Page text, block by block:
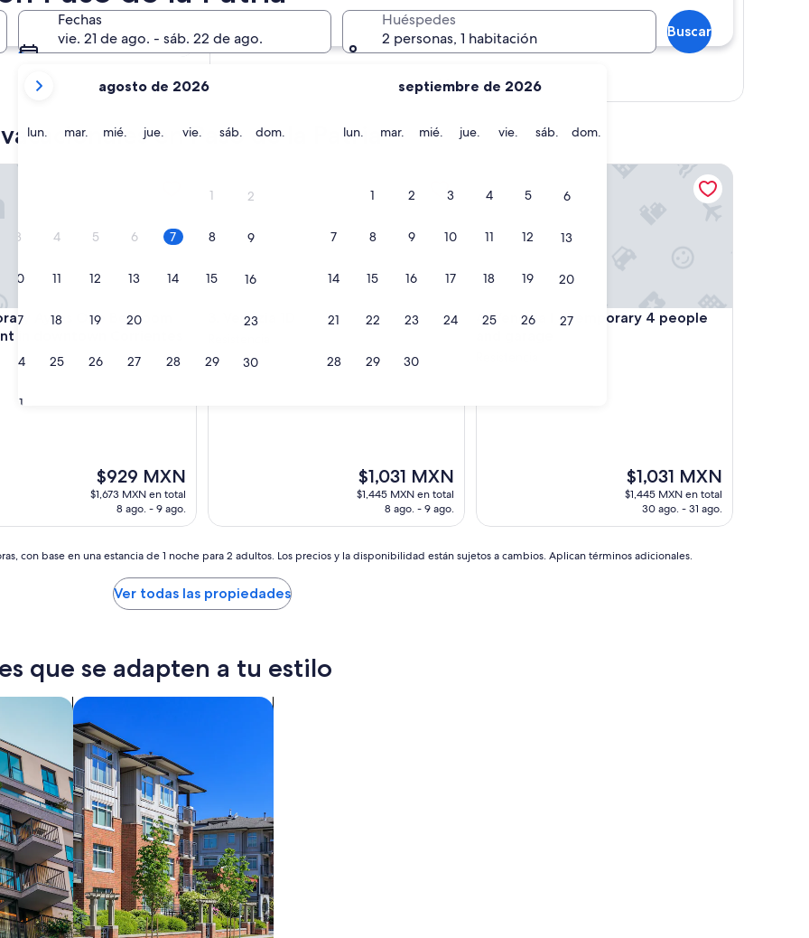
Fechas
vie. 21 de ago. - sáb. 22 de ago.
meses
son
August
2026
agosto de 2026
lun. lunesmar. martes
mié. miércoles
jue. jueves
vie. viernes
sáb. sábado
dom.
1 2
3 4 5 6 7 8 9
10 11 12 13 14 15 16
17 18 19 20 23
24 25 26 27 28 29 30
31
septiembre de 2026
lun. lunesmar. martes
mié. miércoles
jue. jueves
vie. viernes
sáb. sábado
dom.
1 2 3 4 5 6
7 8 9 10 11 12 13
14 15 16 17 18 19 20
21 22 23 24 25 26 27
28 29 30
Huéspedes
2 personas, 1 habitación
Buscar
2 oct. - 4 oct.
En cuatro meses
27 nov. - 29 nov.
Mostrar mapa
en Paso de la Patria
Ayres One Bedroom
in downtown Corrientes
Ayres One Bedroom Apartment in downtown Corrientes
El
precio
actual
$929 MXN
$929 MXN
$1,673 MXN en total
8 ago. - 9 ago.
Ayres One Bedroom Apartment in downtown Corrientes
3. Venezia 1D
Venezia 1D
El
precio
actual
$1,031 MXN
$1,031 MXN
$1,445 MXN en total
8 ago. - 9 ago.
4. Venezia I - Temporary 4 people
Venezia I - Temporary 4 people and garage
El
precio
actual
$1,031 MXN
$1,031 MXN
$1,445 MXN en total
30 ago. - 31 ago.
Venezia I - Temporary 4 people and garage
con base en una estancia de 1 noche para 2 adultos. Los precios y la disponibilidad están sujetos a cambios. Aplican términos adicionales.
Ver todas las propiedades
que se adapten a tu estilo
Buscar condominios